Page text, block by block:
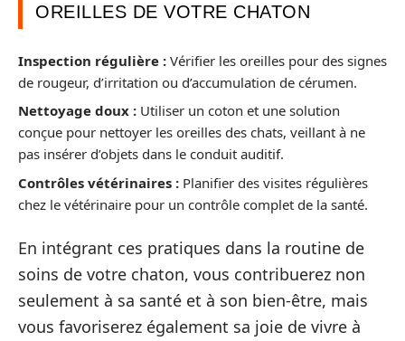
OREILLES DE VOTRE CHATON
Inspection régulière : Vérifier les oreilles pour des signes
de rougeur, d’irritation ou d’accumulation de cérumen.
Nettoyage doux : Utiliser un coton et une solution
conçue pour nettoyer les oreilles des chats, veillant à ne
pas insérer d’objets dans le conduit auditif.
Contrôles vétérinaires : Planifier des visites régulières
chez le vétérinaire pour un contrôle complet de la santé.
En intégrant ces pratiques dans la routine de
soins de votre chaton, vous contribuerez non
seulement à sa santé et à son bien-être, mais
vous favoriserez également sa joie de vivre à